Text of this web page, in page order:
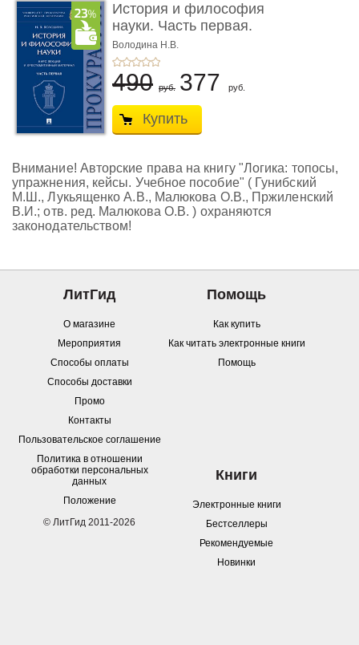
История и философия
науки. Часть первая.
Основ� ...
Володина Н.В.
490 руб. 377 руб.
Купить
Внимание! Авторские права на книгу "Логика: топосы,
упражнения, кейсы. Учебное пособие" ( Гунибский
М.Ш., Лукьященко А.В., Малюкова О.В., Пржиленский
В.И.; отв. ред. Малюкова О.В. ) охраняются
законодательством!
ЛитГид
О магазине
Мероприятия
Способы оплаты
Способы доставки
Промо
Контакты
Пользовательское соглашение
Политика в отношении
обработки персональных
данных
Положение
© ЛитГид 2011-2026
Помощь
Как купить
Как читать электронные книги
Помощь
Книги
Электронные книги
Бестселлеры
Рекомендуемые
Новинки